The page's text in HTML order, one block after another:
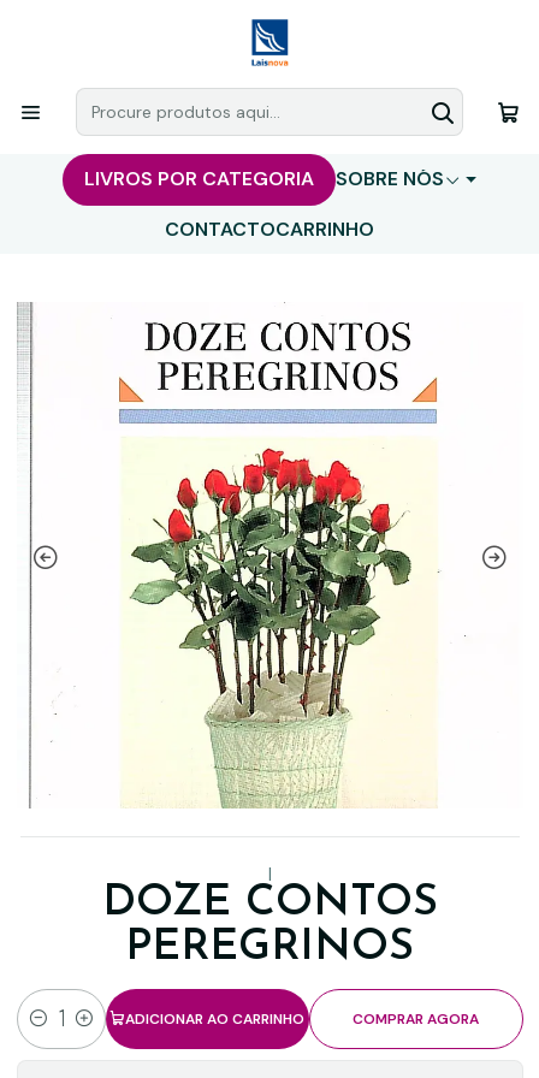
LIVROS POR CATEGORIA
SOBRE NÓS
CONTACTOCARRINHO
|
DOZE CONTOS
PEREGRINOS
Quantidade
ADICIONAR AO CARRINHO COMPRAR AGORA